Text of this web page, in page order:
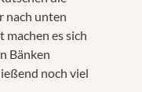
nach unten
es sich
Bänken
noch viel